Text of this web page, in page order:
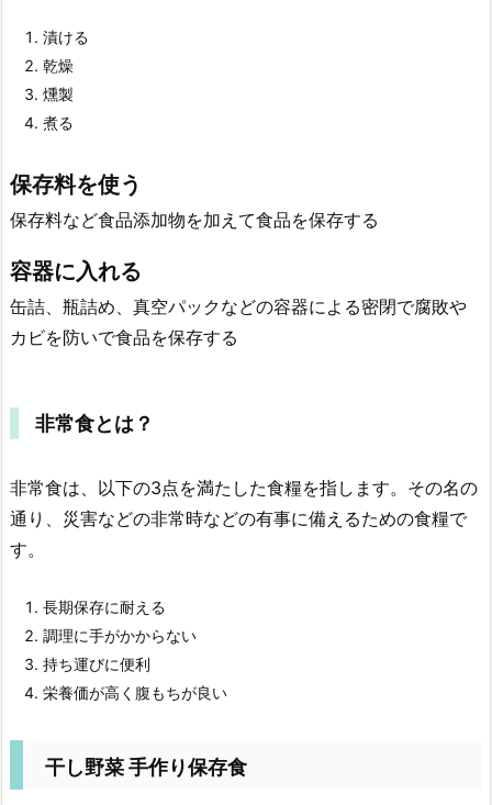
漬ける
乾燥
燻製
煮る
保存料を使う
保存料など食品添加物を加えて食品を保存する
容器に入れる
缶詰、瓶詰め、真空パックなどの容器による密閉で腐敗や
カビを防いで食品を保存する
非常食とは？
非常食は、以下の3点を満たした食糧を指します。その名の
通り、災害などの非常時などの有事に備えるための食糧で
す。
長期保存に耐える
調理に手がかからない
持ち運びに便利
栄養価が高く腹もちが良い
干し野菜 手作り保存食